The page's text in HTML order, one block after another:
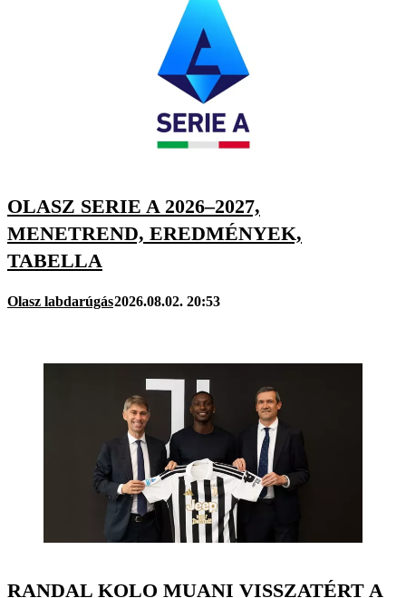
OLASZ SERIE A 2026–2027,
MENETREND, EREDMÉNYEK,
TABELLA
Olasz labdarúgás2026.08.02. 20:53
RANDAL KOLO MUANI VISSZATÉRT A